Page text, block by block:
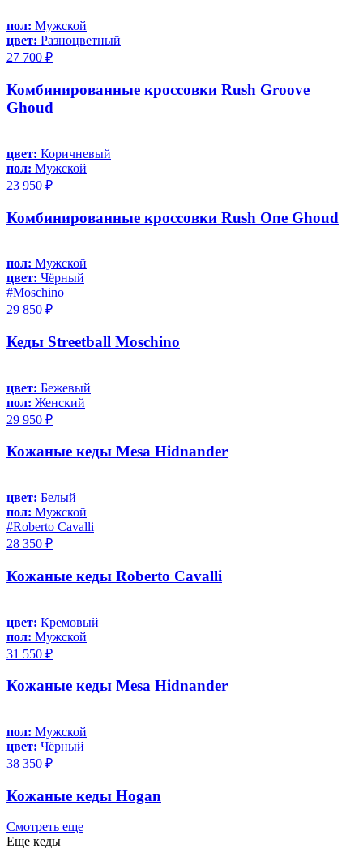
пол: Мужской
цвет: Разноцветный
27 700 ₽
Комбинированные кроссовки Rush Groove
Ghoud
цвет: Коричневый
пол: Мужской
23 950 ₽
Комбинированные кроссовки Rush One Ghoud
пол: Мужской
цвет: Чёрный
#Moschino
29 850 ₽
Кеды Streetball Moschino
цвет: Бежевый
пол: Женский
29 950 ₽
Кожаные кеды Mesa Hidnander
цвет: Белый
пол: Мужской
#Roberto Cavalli
28 350 ₽
Кожаные кеды Roberto Cavalli
цвет: Кремовый
пол: Мужской
31 550 ₽
Кожаные кеды Mesa Hidnander
пол: Мужской
цвет: Чёрный
38 350 ₽
Кожаные кеды Hogan
Смотреть еще
Еще кеды